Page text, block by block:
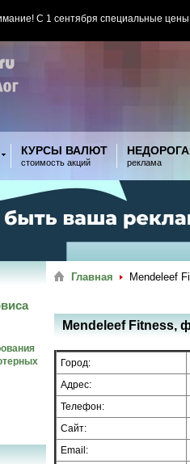
С 1 сентября специальные
КУРСЫ ВАЛЮТ
стоимость акций реклама
Главная Mendeleef
Mendeleef Fitness,
Город:
Адрес:
Телефон:
Сайт:
Email: